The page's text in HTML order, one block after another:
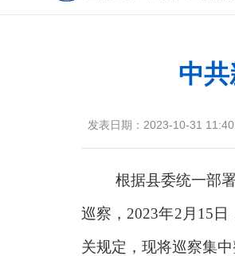
中
发表日期： 2023-10-31
根据县委统一部署
巡察，2023年2月15
关规定，现将巡察集